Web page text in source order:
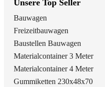
Unsere Top Seller
Bauwagen
Freizeitbauwagen
Baustellen Bauwagen
Materialcontainer 3 Meter
Materialcontainer 4 Meter
Gummiketten 230x48x70